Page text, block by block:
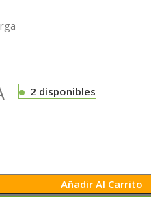
2 disponibles
Añadir Al Carrito